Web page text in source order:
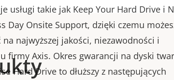
usługi takie jak Keep Your Hard Drive i
Day Onsite Support, dzięki czemu
na najwyższej jakości, niezawodności i
firmy Axis. Okres gwarancji na dyski
Hard Drive to dłuższy z następujących